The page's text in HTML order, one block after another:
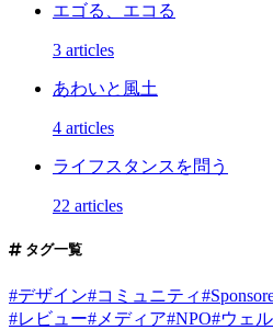
エゴる、エコる
3 articles
あわいと風土
4 articles
ライフスタンスを問う
22 articles
タグ一覧
#デザイン#コミュニティ#
#レビュー# メディア#NPO#ウェ